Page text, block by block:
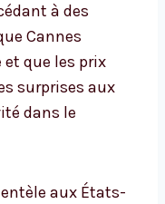
à des
Cannes
que les prix
surprises aux
dans le
aux États-